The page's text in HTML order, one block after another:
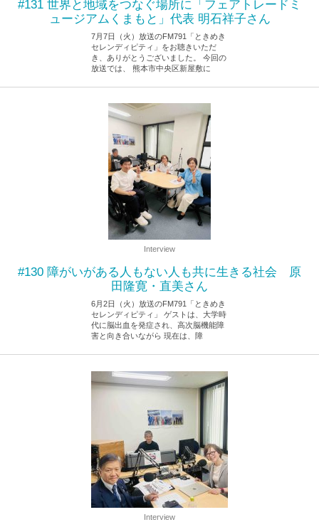
#131 世界と地域をつなぐ場所に「フェアトレードミ
ュージアムくまもと」代表 明石祥子さん
7月7日（火）放送のFM791「ときめき
セレンディピティ」をお聴きいただ
き、ありがとうございました。 今回の
放送では、 熊本市中央区新屋敷に
2026.7.8
Interview
#130 障がいがある人もない人も共に生きる社会 原
田隆寛・直美さん
6月2日（火）放送のFM791「ときめき
セレンディピティ」 ゲストは、大学時
代に脳出血を発症され、高次脳機能障
害と向き合いながら 現在は、障
Interview